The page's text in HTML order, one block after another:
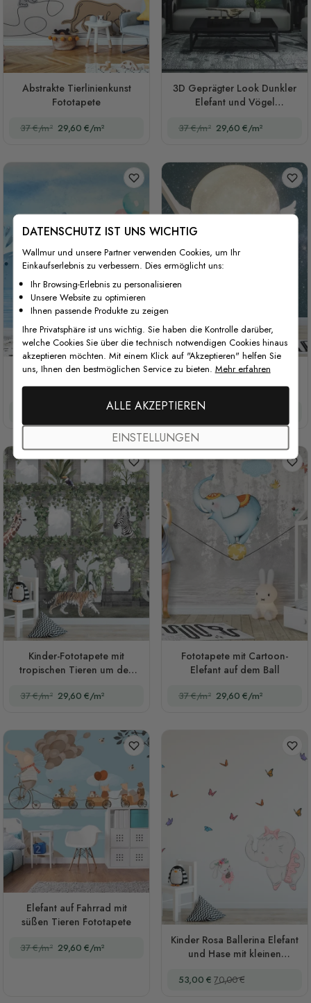
Abstrakte Tierlinienkunst
Fototapete
37 €/m² 29,60 €/m²
3D Geprägter Look Dunkler
Elefant und Vögel
37 €/m² 29,60 €/m²
Cartoon-Meer mit rosa
Elefant und Walen
Kinder-Nachtlandschaft mit
Kuh und Elefant Fototapete
37 €/m²
Kinder-Fototapete mit
tropischen Tieren um den
37 €/m² 29,60 €/m²
Fototapete mit Cartoon-
Elefant auf dem Ball
37 €/m² 29,60 €/m²
Elefant auf Fahrrad mit
süßen Tieren Fototapete
37 €/m² 29,60 €/m²
Kinder Rosa Ballerina Elefant
und Hase mit kleinen
Sonderpreis
53,00 € Regulärer Preis
70,00 €
DATENSCHUTZ IST UNS WICHTIG
Wallmur und unsere Partner verwenden Cookies, um Ihr
Einkaufserlebnis zu verbessern. Dies ermöglicht uns:
Ihr Browsing-Erlebnis zu personalisieren
Unsere Website zu optimieren
Ihnen passende Produkte zu zeigen
Ihre Privatsphäre ist uns wichtig. Sie haben die Kontrolle darüber,
welche Cookies Sie über die technisch notwendigen Cookies hinaus
akzeptieren möchten. Mit einem Klick auf "Akzeptieren" helfen Sie
uns, Ihnen den bestmöglichen Service zu bieten. Mehr erfahren
ALLE AKZEPTIEREN
EINSTELLUNGEN